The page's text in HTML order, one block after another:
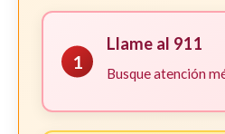
1
Llame al 911
Busque atención